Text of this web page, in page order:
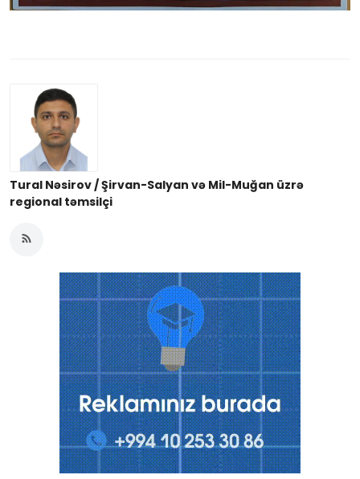
Tural Nəsirov / Şirvan-Salyan və Mil-Muğan üzrə
regional təmsilçi